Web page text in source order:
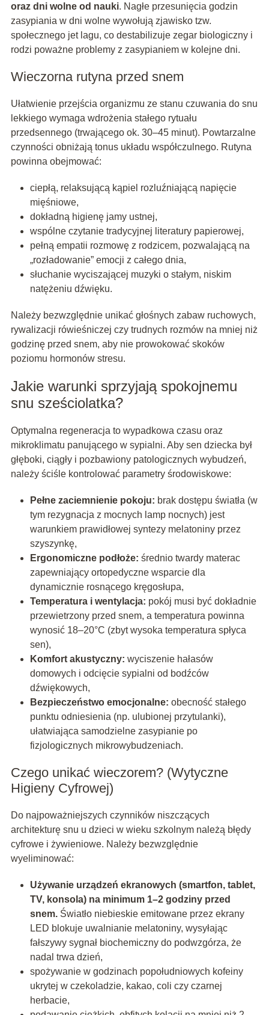
oraz dni wolne od nauki. Nagłe przesunięcia godzin
zasypiania w dni wolne wywołują zjawisko tzw.
społecznego jet lagu, co destabilizuje zegar biologiczny i
rodzi poważne problemy z zasypianiem w kolejne dni.
Wieczorna rutyna przed snem
Ułatwienie przejścia organizmu ze stanu czuwania do snu
lekkiego wymaga wdrożenia stałego rytuału
przedsennego (trwającego ok. 30–45 minut). Powtarzalne
czynności obniżają tonus układu współczulnego. Rutyna
powinna obejmować:
ciepłą, relaksującą kąpiel rozluźniającą napięcie
mięśniowe,
dokładną higienę jamy ustnej,
wspólne czytanie tradycyjnej literatury papierowej,
pełną empatii rozmowę z rodzicem, pozwalającą na
„rozładowanie” emocji z całego dnia,
słuchanie wyciszającej muzyki o stałym, niskim
natężeniu dźwięku.
Należy bezwzględnie unikać głośnych zabaw ruchowych,
rywalizacji rówieśniczej czy trudnych rozmów na mniej niż
godzinę przed snem, aby nie prowokować skoków
poziomu hormonów stresu.
Jakie warunki sprzyjają spokojnemu
snu sześciolatka?
Optymalna regeneracja to wypadkowa czasu oraz
mikroklimatu panującego w sypialni. Aby sen dziecka był
głęboki, ciągły i pozbawiony patologicznych wybudzeń,
należy ściśle kontrolować parametry środowiskowe:
Pełne zaciemnienie pokoju: brak dostępu światła (w
tym rezygnacja z mocnych lamp nocnych) jest
warunkiem prawidłowej syntezy melatoniny przez
szyszynkę,
Ergonomiczne podłoże: średnio twardy materac
zapewniający ortopedyczne wsparcie dla
dynamicznie rosnącego kręgosłupa,
Temperatura i wentylacja: pokój musi być dokładnie
przewietrzony przed snem, a temperatura powinna
wynosić 18–20°C (zbyt wysoka temperatura spłyca
sen),
Komfort akustyczny: wyciszenie hałasów
domowych i odcięcie sypialni od bodźców
dźwiękowych,
Bezpieczeństwo emocjonalne: obecność stałego
punktu odniesienia (np. ulubionej przytulanki),
ułatwiająca samodzielne zasypianie po
fizjologicznych mikrowybudzeniach.
Czego unikać wieczorem? (Wytyczne
Higieny Cyfrowej)
Do najpoważniejszych czynników niszczących
architekturę snu u dzieci w wieku szkolnym należą błędy
cyfrowe i żywieniowe. Należy bezwzględnie
wyeliminować:
Używanie urządzeń ekranowych (smartfon, tablet,
TV, konsola) na minimum 1–2 godziny przed
snem.Światło niebieskie emitowane przez ekrany
LED blokuje uwalnianie melatoniny, wysyłając
fałszywy sygnał biochemiczny do podwzgórza, że
nadal trwa dzień,
spożywanie w godzinach popołudniowych kofeiny
ukrytej w czekoladzie, kakao, coli czy czarnej
herbacie,